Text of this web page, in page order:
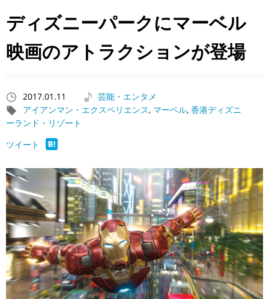
ディズニーパークにマーベル
映画のアトラクションが登場
2017.01.11
芸能・エンタメ
アイアンマン・エクスペリエンス, マーベル, 香港ディズニ
ーランド・リゾート
ツイート